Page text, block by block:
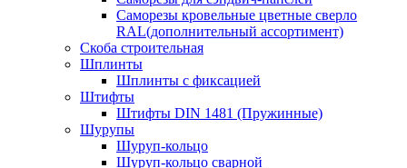
Саморезы кровельные цветные сверло
RAL(дополнительный ассортимент)
Скоба строительная
Шплинты
Шплинты с фиксацией
Штифты
Штифты DIN 1481 (Пружинные)
Шурупы
Шуруп-кольцо
Шуруп-кольцо сварной